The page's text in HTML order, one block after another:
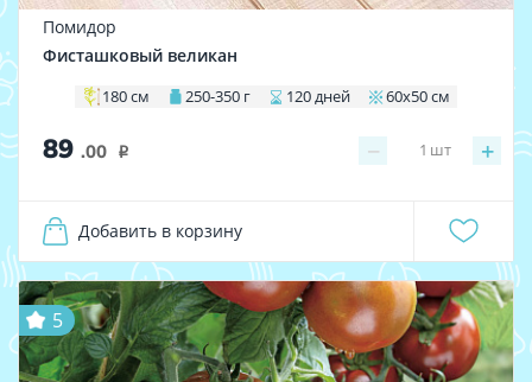
Помидор
Фисташковый великан
180 см 250-350 г 120 дней 60х50 см
89 .00 i − +
1 шт
Добавить в корзину
5